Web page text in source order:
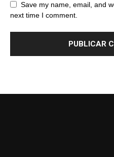
Save my name, email, and
next time I comment.